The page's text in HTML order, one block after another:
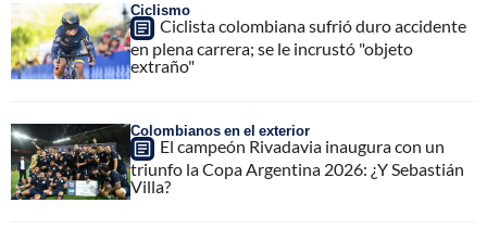
Ciclismo
Ciclista colombiana sufrió duro accidente
en plena carrera; se le incrustó "objeto
extraño"
Colombianos en el exterior
El campeón Rivadavia inaugura con un
triunfo la Copa Argentina 2026: ¿Y Sebastián
Villa?